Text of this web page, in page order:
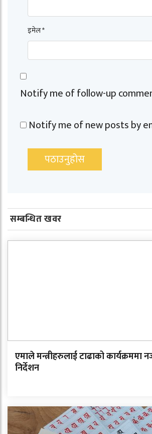
इमेल *
Notify me of follow-up
Notify me of new posts by
सम्बन्धित खवर
एमाले मन्त्रीहरुलाई टाढाको कार्यक्रममा
निर्देशन